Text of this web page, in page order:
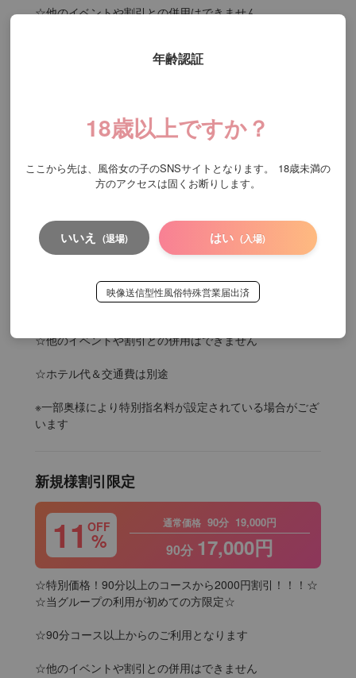
☆他のイベントや割引との併用はできません
90分 19,000円
90分 17,000円
☆特別価格！90分以上のコースから2000円割引！！！☆
☆90分コース以上からのご利用となります
☆他のイベントや割引との併用はできません
☆ホテル代＆交通費は別途
※一部奥様により特別指名料が設定されている場合がござ
います
新規様割引限定
11 OFF
%
通常価格 90分 19,000円
90分 17,000円
☆特別価格！90分以上のコースから2000円割引！！！☆
☆当グループの利用が初めての方限定☆
☆90分コース以上からのご利用となります
☆他のイベントや割引との併用はできません
年齢認証
18歳以上ですか？
ここから先は、風俗女の子のSNSサイトとなります。
18歳未満の
方のアクセスは固くお断りします。
いいえ (退場) はい (入場)
映像送信型性風俗特殊営業届出済